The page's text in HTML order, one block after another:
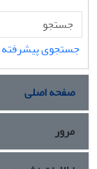
جستجوی پیشرفته
صفحه اصلی
مرور